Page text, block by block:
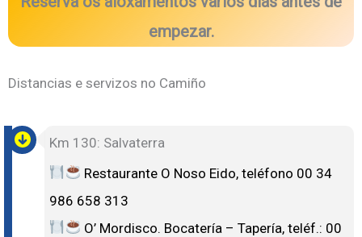
empezar.
Distancias e servizos no Camiño
Km 130: Salvaterra
Restaurante O Noso Eido, teléfono 00 34
986 658 313
O’ Mordisco. Bocatería – Tapería, teléf.: 00